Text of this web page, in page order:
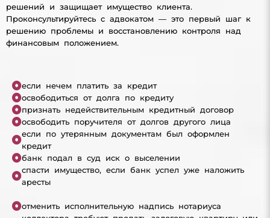
решений и защищает имущество клиента.
Проконсультируйтесь с адвокатом — это первый шаг к
решению проблемы и восстановлению контроля над
финансовым положением.
если нечем платить за кредит
освободиться от долга по кредиту
признать недействительным кредитный договор
освободить поручителя от долгов другого лица
если по утерянным документам был оформлен
кредит
банк подал в суд иск о выселении
спасти имущество, если банк успел уже наложить
аресты
отменить исполнительную надпись нотариуса